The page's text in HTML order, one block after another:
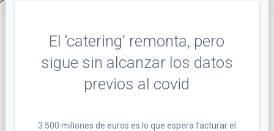
El ‘catering’ remonta, pero
sigue sin alcanzar los datos
previos al covid
3.500 millones de euros es lo que espera facturar el